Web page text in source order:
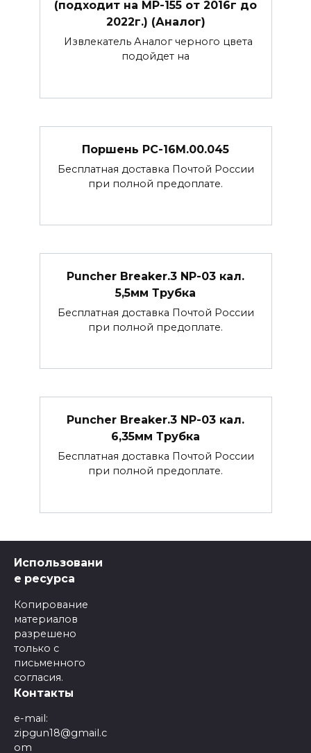
(подходит на МР-155 от 2016г до
2022г.) (Аналог)
Извлекатель Аналог черного цвета
подойдет на
Поршень РС-16М.00.045
Бесплатная доставка Почтой России
при полной предоплате.
Puncher Breaker.3 NP-03 кал.
5,5мм Трубка
Бесплатная доставка Почтой России
при полной предоплате.
Puncher Breaker.3 NP-03 кал.
6,35мм Трубка
Бесплатная доставка Почтой России
при полной предоплате.
Использовани
е ресурса
Копирование
материалов
разрешено
только с
письменного
согласия.
Контакты
e-mail:
zipgun18@gmail.c
om